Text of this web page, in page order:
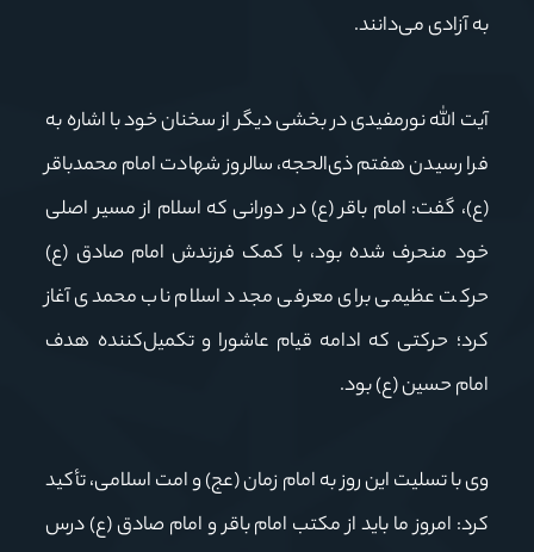
به آزادی می‌دانند.
آیت الله نورمفیدی در بخشی دیگر از سخنان خود با اشاره به
فرا رسیدن هفتم ذی‌الحجه، سالروز شهادت امام محمدباقر
(ع)، گفت: امام باقر (ع) در دورانی که اسلام از مسیر اصلی
خود منحرف شده بود، با کمک فرزندش امام صادق (ع)
حرکت عظیمی برای معرفی مجدد اسلام ناب محمدی آغاز
کرد؛ حرکتی که ادامه قیام عاشورا و تکمیل‌کننده هدف
امام حسین (ع) بود.
وی با تسلیت این روز به امام زمان (عج) و امت اسلامی، تأکید
کرد: امروز ما باید از مکتب امام باقر و امام صادق (ع) درس